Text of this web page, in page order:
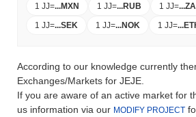
1 JJ=...MXN 1 JJ=...RUB 1 JJ=...
1 JJ=...SEK 1 JJ=...NOK 1 JJ=...
According to our knowledge currently
Exchanges/Markets for JEJE.
If you are aware of an active market for
us information via our MODIFY PROJECT